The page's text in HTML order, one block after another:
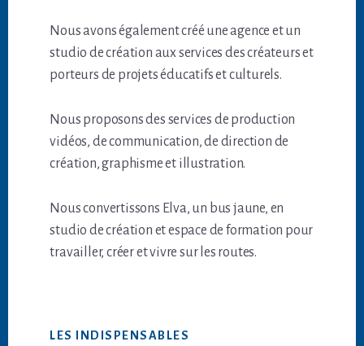
Nous avons également créé une agence et un
studio de création aux services des créateurs et
porteurs de projets éducatifs et culturels.
Nous proposons des services de production
vidéos, de communication, de direction de
création, graphisme et illustration.
Nous convertissons Elva, un bus jaune, en
studio de création et espace de formation pour
travailler, créer et vivre sur les routes.
LES INDISPENSABLES